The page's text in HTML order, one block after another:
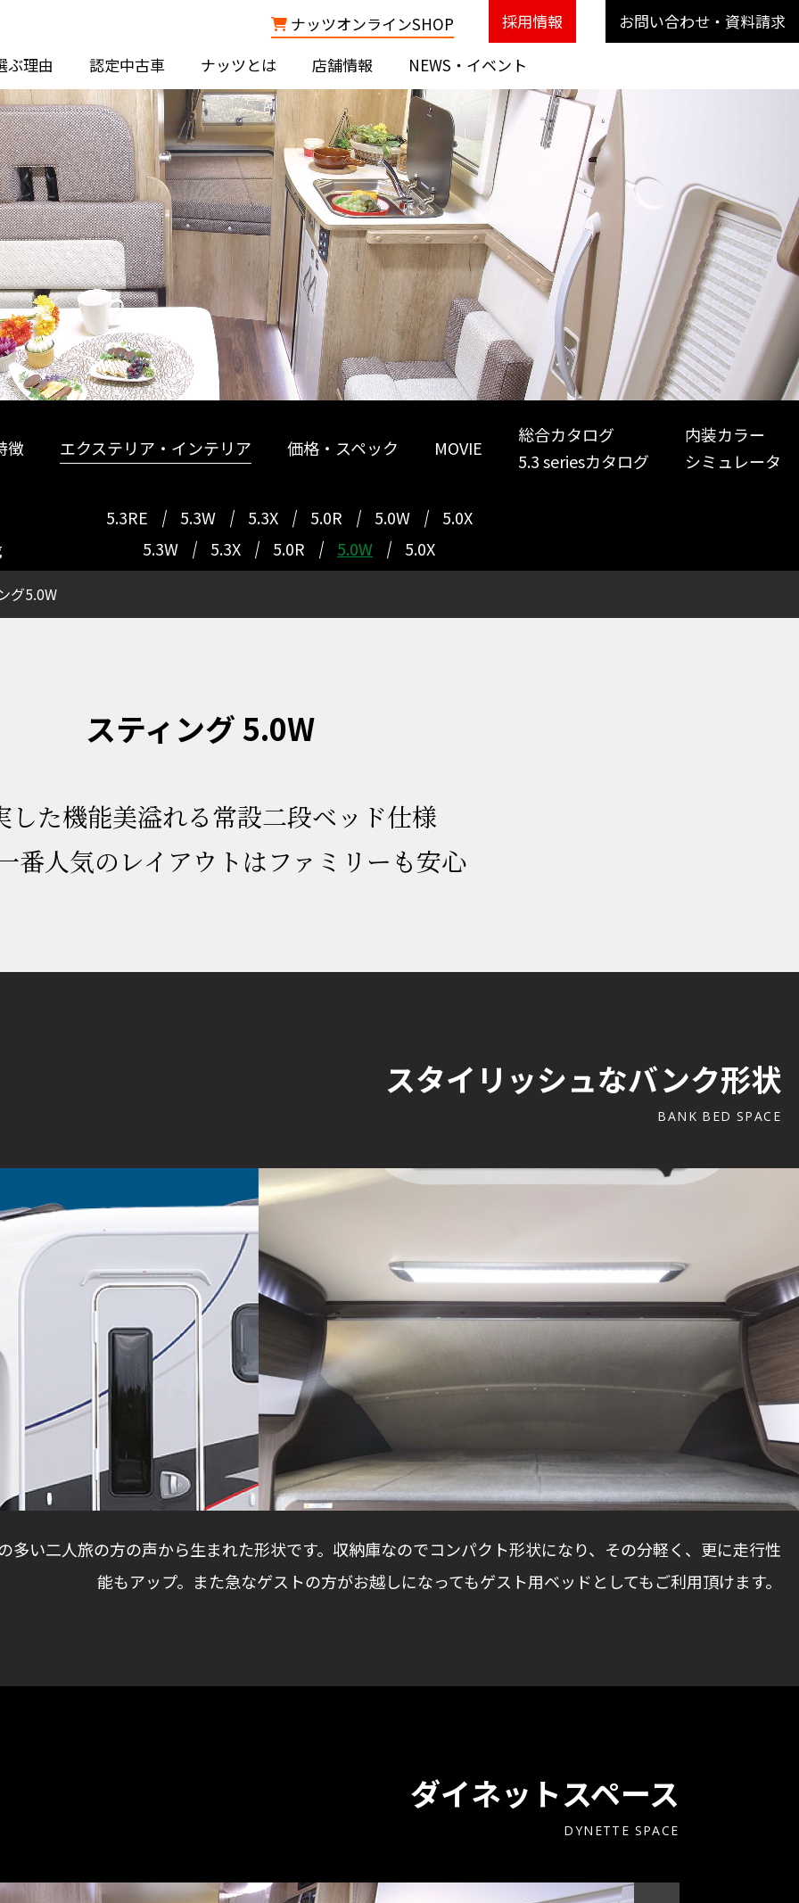
お問い合わせ・資料請求
ぶ理由
認定中古車 ナッツとは 店舗情報 NEWS・イベント
ナッツオンラインSHOP 採用情報
徴 エクステリア・インテリア 価格・スペック MOVIE
総合カタログ
5.3 seriesカタログ
内装カラー
シミュレータ
5.3RE 5.3W 5.3X 5.0R 5.0W
5.0X
5.3W 5.3X 5.0R 5.0W 5.0X
グ5.0W
スティング 5.0W
した機能美溢れる常設二段ベッド仕様
番人気のレイアウトはファミリーも安心
スタイリッシュなバンク形状
BANK BED SPACE
多い二人旅の方の声から生まれた形状です。収納庫なのでコンパクト形状になり、その分軽く、更に走行性
能もアップ。また急なゲストの方がお越しになってもゲスト用ベッドとしてもご利用頂けます。
ダイネットスペース
DYNETTE SPACE